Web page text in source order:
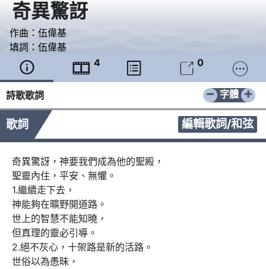
奇異驚訝
作曲： 伍偉基
填詞： 伍偉基
  4   0 
詩歌歌詞 − +
字體
歌詞 編輯歌詞/和弦
奇異驚訝，神要我們成為他的聖殿，
聖靈內住，平安、無懼。
1.繼續走下去，
神能夠在曠野開道路。
世上的智慧不能知曉，
但真理的靈必引導。
2.絕不灰心，十架路是新的活路。
世俗以為愚昧，